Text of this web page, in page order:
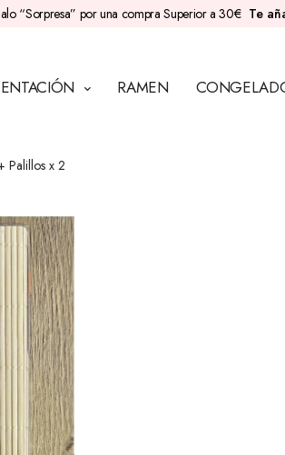
“Sorpresa” por una compra Superior a 30€ Te
RAMEN
Palillos x 2